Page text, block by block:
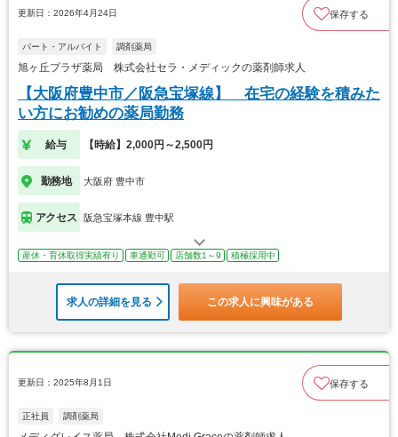
更新日：2026年4月24日 保存する
パート・アルバイト 調剤薬局
旭ヶ丘プラザ薬局 株式会社セラ・メディックの薬剤師求人
【大阪府豊中市／阪急宝塚線】 在宅の経験を積みた
い方にお勧めの薬局勤務
給与 【時給】2,000円～2,500円
勤務地 大阪府 豊中市
アクセス 阪急宝塚本線 豊中駅
産休・育休取得実績有り 車通勤可 店舗数1～9 積極採用中
求人の詳細を見る この求人に興味がある
更新日：2025年8月1日 保存する
正社員 調剤薬局